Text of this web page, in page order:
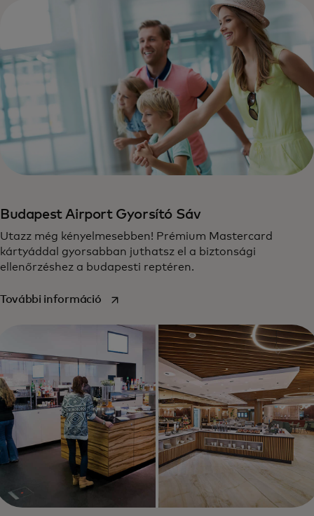
Budapest Airport Gyorsító Sáv
Utazz még kényelmesebben! Prémium Mastercard
kártyáddal gyorsabban juthatsz el a biztonsági
ellenőrzéshez a budapesti reptéren.
További információ‎opens in a new tab